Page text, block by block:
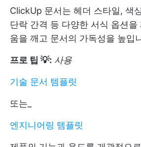
ClickUp 문서는 헤더 스타일, 색
단락 간격 등 다양한 서식 옵션을
움을 깨고 문서의 가독성을 높입
프로 팁 💡: 사용
기술 문서 템플릿
또는_
엔지니어링 템플릿